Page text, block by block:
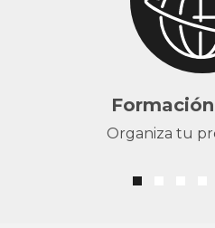
Organiza tu